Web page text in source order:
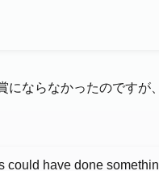
ならなかったのですが
could have done